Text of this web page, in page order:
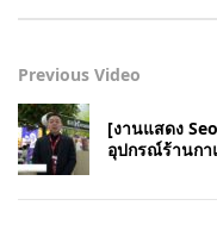
Previous Video
[งานแสดง
อุปกรณ์ร้านกา